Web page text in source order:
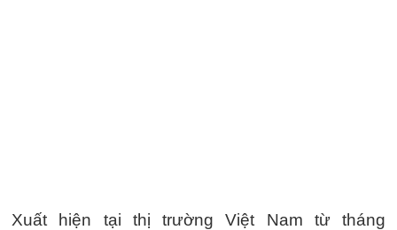
Xuất hiện tại thị trường Việt Nam từ tháng